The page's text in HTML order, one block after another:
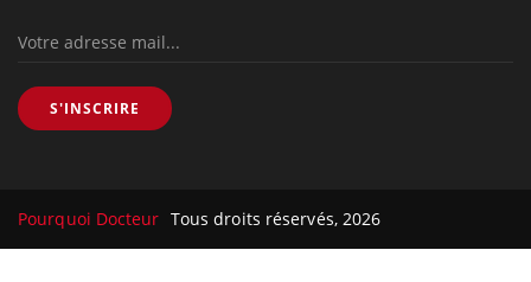
S'INSCRIRE
Pourquoi Docteur Tous droits réservés, 2026